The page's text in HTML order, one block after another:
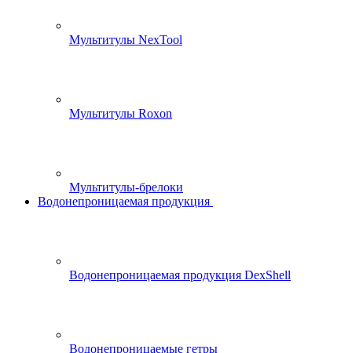
Мультитулы NexTool
Мультитулы Roxon
Мультитулы-брелоки
Водонепроницаемая продукция
Водонепроницаемая продукция DexShell
Водонепроницаемые гетры